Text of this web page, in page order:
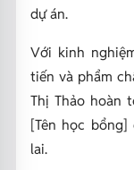
dự án.
Với kinh
tiến và phẩm
Thị Thảo hoàn
[Tên học
lai.